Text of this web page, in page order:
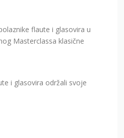
flaute i glasovira u
Masterclassa klasične
i glasovira održali svoje